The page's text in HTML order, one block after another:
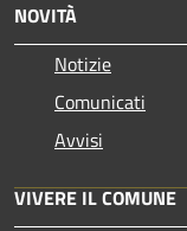
NOVITÀ
Notizie
Comunicati
Avvisi
VIVERE IL COMUNE